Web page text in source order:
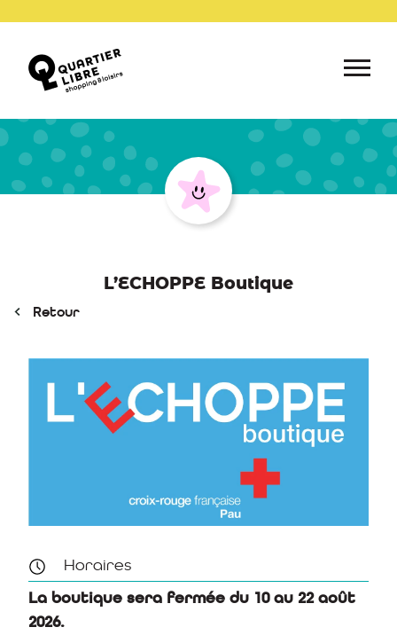
L’ECHOPPE Boutique
Retour
Horaires
La boutique sera fermée du 10 au 22 août
2026.